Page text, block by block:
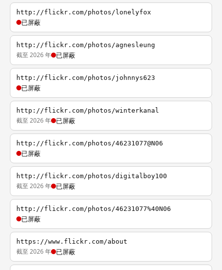
http://flickr.com/photos/lonelyfox
已屏蔽
http://flickr.com/photos/agnesleung
截至 2026 年 已屏蔽
http://flickr.com/photos/johnnys623
已屏蔽
http://flickr.com/photos/winterkanal
截至 2026 年 已屏蔽
http://flickr.com/photos/46231077@N06
已屏蔽
http://flickr.com/photos/digitalboy100
截至 2026 年 已屏蔽
http://flickr.com/photos/46231077%40N06
已屏蔽
https://www.flickr.com/about
截至 2026 年 已屏蔽